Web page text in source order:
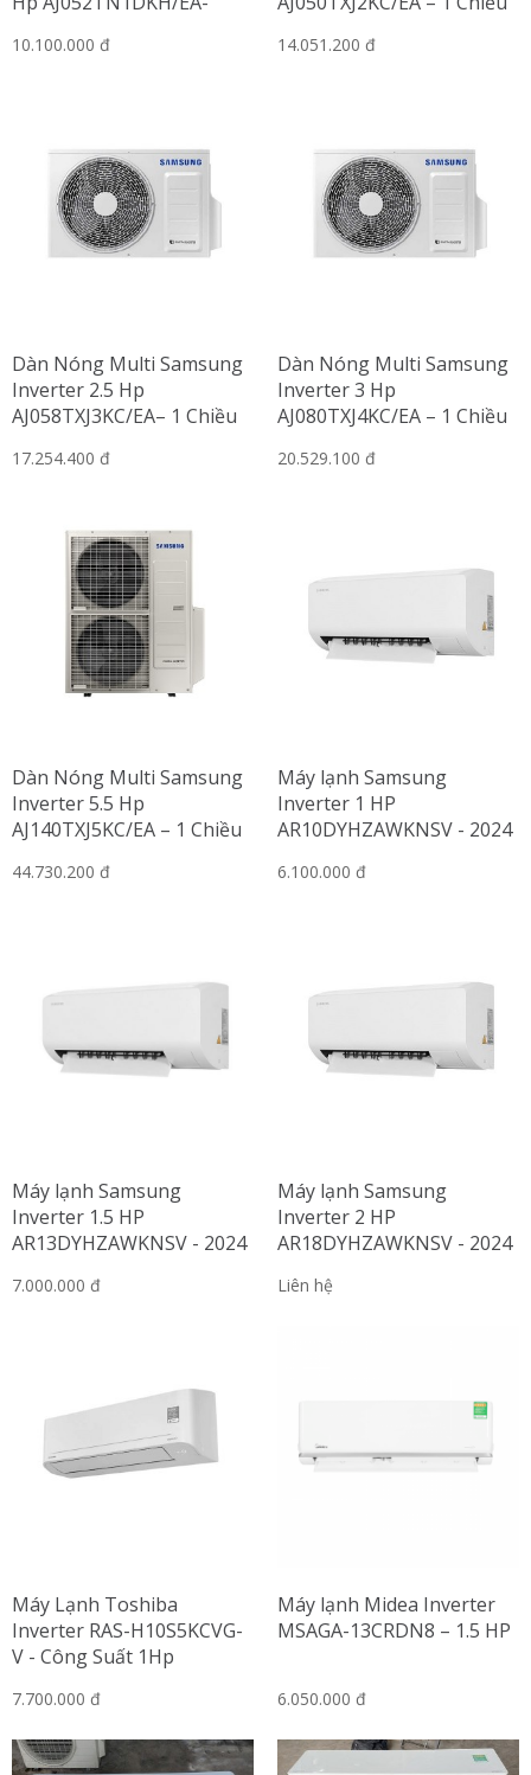
10.100.000 đ 14.051.200 đ
Dàn Nóng Multi Samsung
Inverter 2.5 Hp
AJ058TXJ3KC/EA– 1 Chiều
17.254.400 đ
Dàn Nóng Multi Samsung
Inverter 3 Hp
AJ080TXJ4KC/EA – 1 Chiều
20.529.100 đ
Dàn Nóng Multi Samsung
Inverter 5.5 Hp
AJ140TXJ5KC/EA – 1 Chiều
44.730.200 đ
Máy lạnh Samsung
Inverter 1 HP
AR10DYHZAWKNSV - 2024
6.100.000 đ
Máy lạnh Samsung
Inverter 1.5 HP
AR13DYHZAWKNSV - 2024
7.000.000 đ
Máy lạnh Samsung
Inverter 2 HP
AR18DYHZAWKNSV - 2024
Liên hệ
Máy Lạnh Toshiba
Inverter RAS-H10S5KCVG-
V - Công Suất 1Hp
7.700.000 đ
Máy lạnh Midea Inverter
MSAGA-13CRDN8 – 1.5 HP
6.050.000 đ